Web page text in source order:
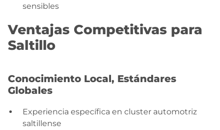
sensibles
Ventajas Competitivas para
Saltillo
Conocimiento Local, Estándares
Globales
Experiencia específica en cluster automotriz
saltillense